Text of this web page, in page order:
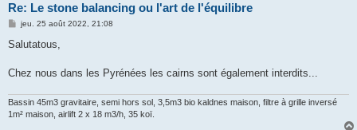
Re: Le stone balancing ou l'art de l'équilibre
M
s
g
jeu. 25 août 2022, 21:08
Salutatous,
Chez nous dans les Pyrénées les cairns sont également interdits...
Bassin 45m3 gravitaire, semi hors sol, 3,5m3 bio kaldnes maison, filtre à grille inversé
1m² maison, airlift 2 x 18 m3/h, 35 koï.